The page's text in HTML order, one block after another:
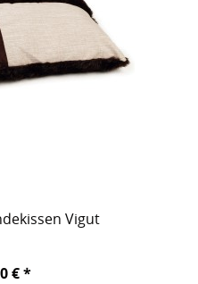
Vigut
€ *